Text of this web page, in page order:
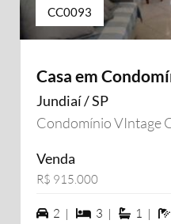
CC0093
Casa em
Jundiaí / SP
Condomínio VIntage
Venda
R$ 915.000
2 vagas na garagem
2 | 3 dormiórios
3 | 1 suítes
1 |